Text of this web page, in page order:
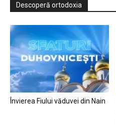
Descoperă ortodoxia
Învierea Fiului văduvei din Nain